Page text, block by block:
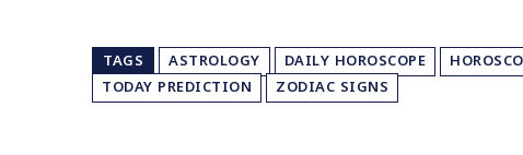
TAGS ASTROLOGY DAILY HOROSCOPE
TODAY PREDICTION
ZODIAC SIGNS